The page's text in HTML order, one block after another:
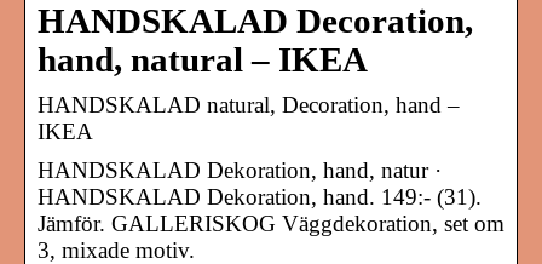
HANDSKALAD Decoration,
hand, natural – IKEA
HANDSKALAD natural, Decoration, hand –
IKEA
HANDSKALAD Dekoration, hand, natur ·
HANDSKALAD Dekoration, hand. 149:- (31).
Jämför. GALLERISKOG Väggdekoration, set om
3, mixade motiv.